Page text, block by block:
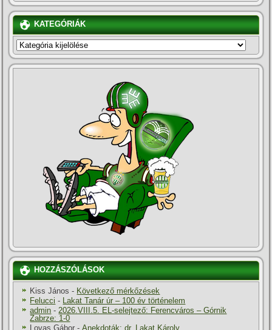
KATEGÓRIÁK
KATEGÓRIÁK
HOZZÁSZÓLÁSOK
Kiss János - Következő mérkőzések
Felucci - Lakat Tanár úr – 100 év történelem
admin -2026.VIII.5. EL-selejtező: Ferencváros – Górnik
Zabrze: 1-0
Lovas Gábor -Anekdoták: dr. Lakat Károly